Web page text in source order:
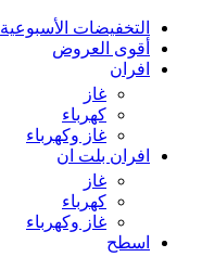
التخفيضات الأسبوعية
أقوى العروض
افران
غاز
كهرباء
غاز وكهرباء
افران بلت ان
غاز
كهرباء
غاز وكهرباء
اسطح